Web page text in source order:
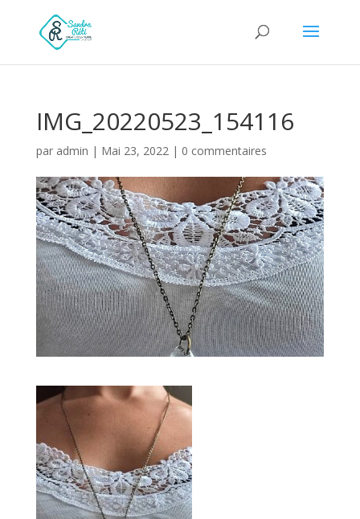
IMG_20220523_154116
par admin | Mai 23, 2022| 0 commentaires